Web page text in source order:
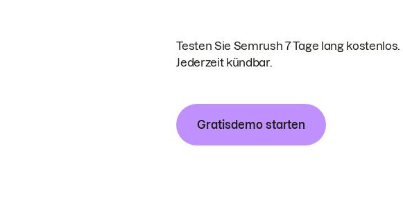
Testen Sie Semrush 7 Tage lang kostenlos.
Jederzeit kündbar.
Gratisdemo starten